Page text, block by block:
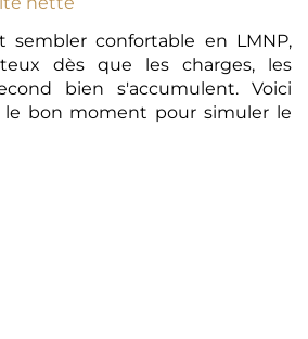
sembler confortable en LMNP,
dès que les charges, les
bien s'accumulent. Voici
bon moment pour simuler le